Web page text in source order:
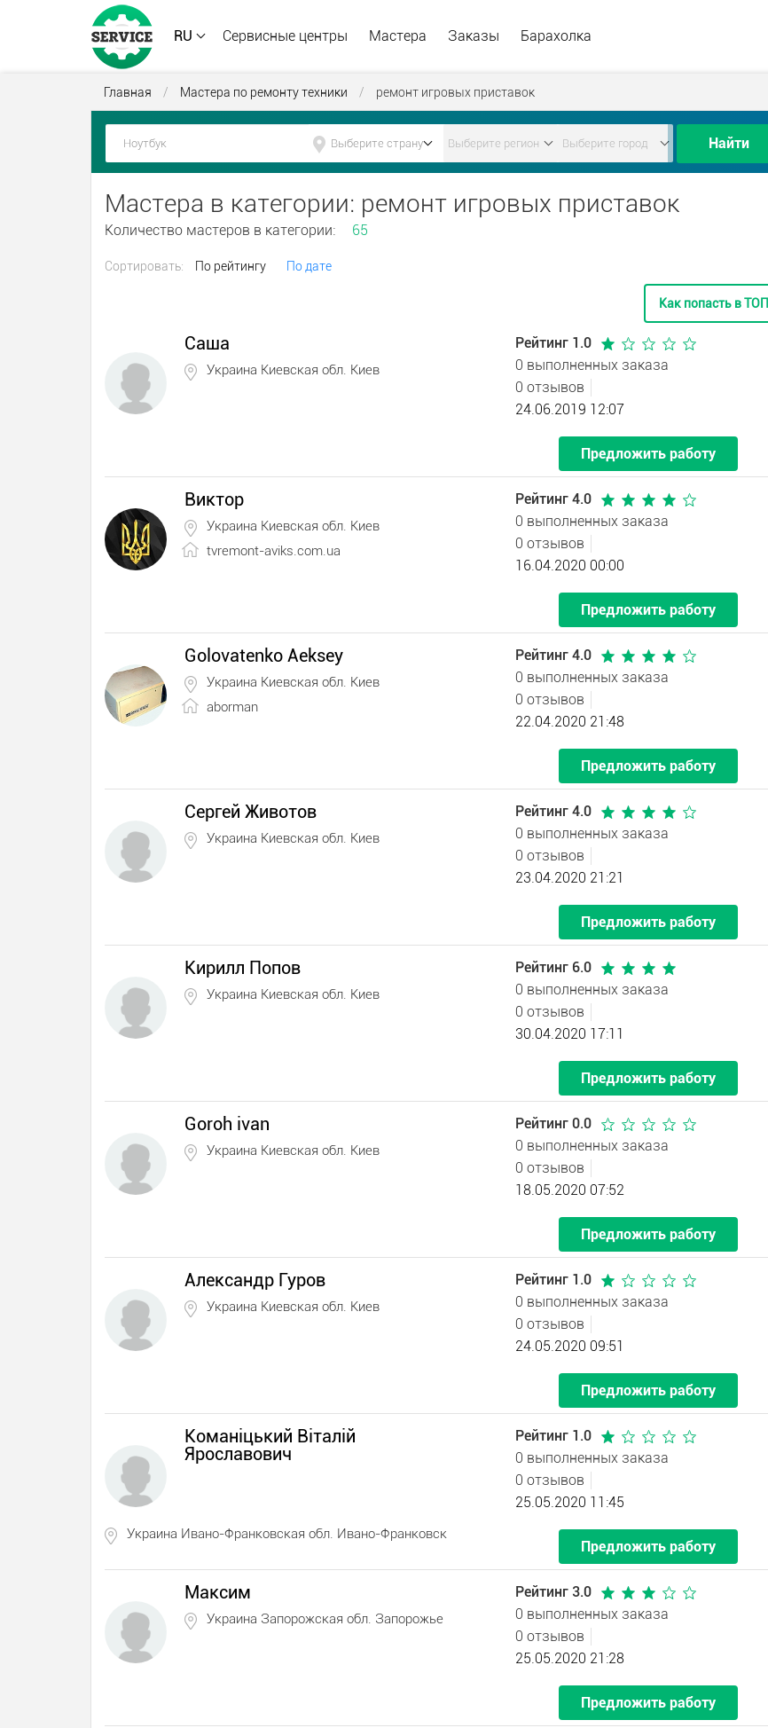
RU Сервисные центры Мастера Заказы Барахолка
Главная / Мастера по ремонту техники / ремонт игровых приставок
Найти
Мастера в категории: ремонт игровых приставок
Количество мастеров в категории: 65
Сортировать: По рейтингу По дате
Как попасть в ТОП
Саша
Украина Киевская обл. Киев
Рейтинг 1.0
0 выполненных заказа
0 отзывов
24.06.2019 12:07
Предложить работу
Виктор
Украина Киевская обл. Киев
tvremont-aviks.com.ua
Рейтинг 4.0
0 выполненных заказа
0 отзывов
16.04.2020 00:00
Предложить работу
Golovatenko Aeksey
Украина Киевская обл. Киев
aborman
Рейтинг 4.0
0 выполненных заказа
0 отзывов
22.04.2020 21:48
Предложить работу
Сергей Животов
Украина Киевская обл. Киев
Рейтинг 4.0
0 выполненных заказа
0 отзывов
23.04.2020 21:21
Предложить работу
Кирилл Попов
Украина Киевская обл. Киев
Рейтинг 6.0
0 выполненных заказа
0 отзывов
30.04.2020 17:11
Предложить работу
Goroh ivan
Украина Киевская обл. Киев
Рейтинг 0.0
0 выполненных заказа
0 отзывов
18.05.2020 07:52
Предложить работу
Александр Гуров
Украина Киевская обл. Киев
Рейтинг 1.0
0 выполненных заказа
0 отзывов
24.05.2020 09:51
Предложить работу
Команіцький Віталій
Ярославович
Украина Ивано-Франковская обл. Ивано-Франковск
Рейтинг 1.0
0 выполненных заказа
0 отзывов
25.05.2020 11:45
Предложить работу
Максим
Украина Запорожская обл. Запорожье
Рейтинг 3.0
0 выполненных заказа
0 отзывов
25.05.2020 21:28
Предложить работу